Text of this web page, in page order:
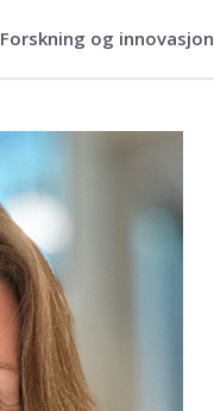
Forskning og innovasjon